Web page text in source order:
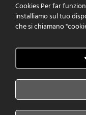
creare
Cookies Per far
installiamo sul tuo
che si chiamano